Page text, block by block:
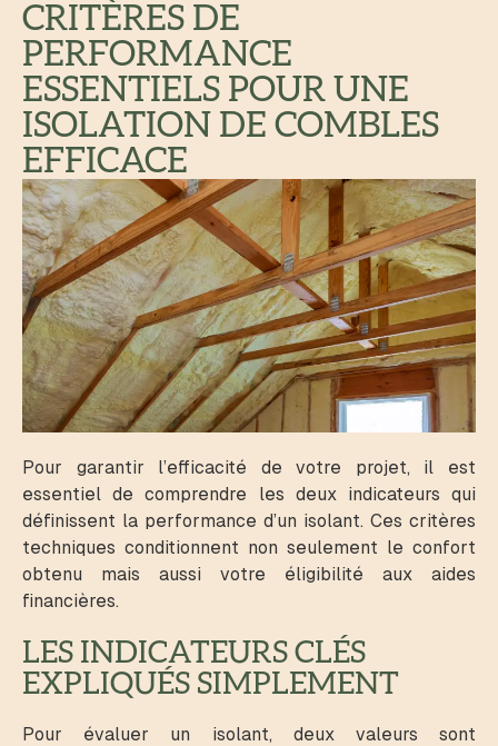
CRITÈRES DE
PERFORMANCE
ESSENTIELS POUR UNE
ISOLATION DE COMBLES
EFFICACE
Pour garantir l’efficacité de votre projet, il est
essentiel de comprendre les deux indicateurs qui
définissent la performance d’un isolant. Ces critères
techniques conditionnent non seulement le confort
obtenu mais aussi votre éligibilité aux aides
financières.
LES INDICATEURS CLÉS
EXPLIQUÉS SIMPLEMENT
Pour évaluer un isolant, deux valeurs sont